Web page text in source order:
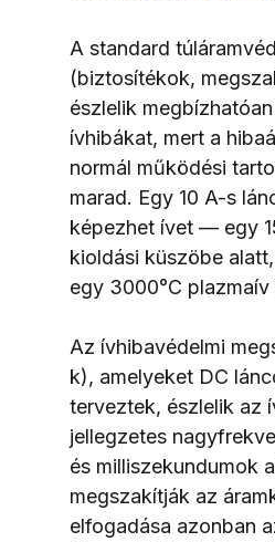
A standard
(biztosítékok,
észlelik
ívhibákat, mert a
normál működési
marad. Egy 10 A-s
képezhet ívet — egy
kioldási küszöbe
egy 3000°C
Az ívhibavédelmi
k), amelyeket DC
terveztek, észlelik az
jellegzetes
és milliszekundumok
megszakítják az
elfogadása azonban